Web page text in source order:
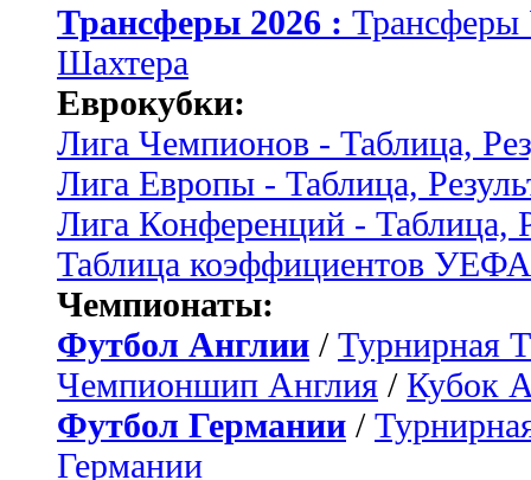
Трансферы 2026 :
Шахтера
Еврокубки:
Лига Чемпионов - Таблица,
Лига Европы - Таблица,
Лига Конференций - Таблица,
Таблица коэффициентов УЕФА
Чемпионаты:
Футбол Англии / Турнирная
Чемпионшип Англия / Кубок
Футбол Германии /
Германии